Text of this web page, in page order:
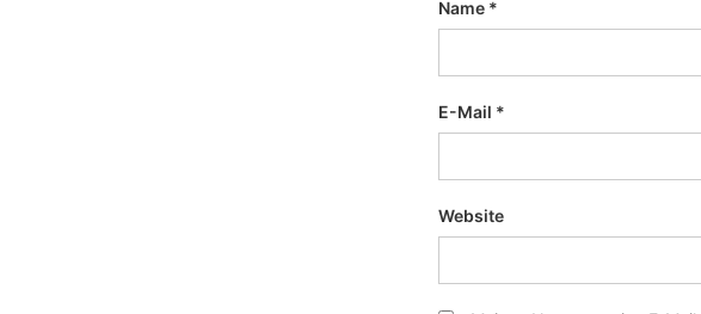
Name *
E-Mail *
Website